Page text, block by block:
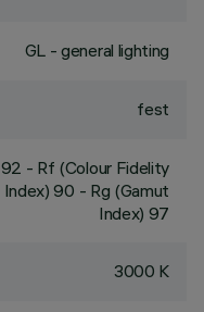
GL - general lighting
fest
92 - Rf (Colour Fidelity
Index) 90 - Rg (Gamut
Index) 97
3000 K